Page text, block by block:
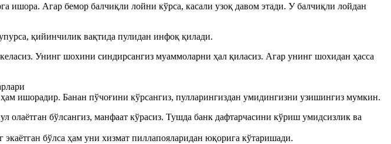
Агар бемор балчиқли лойни кўрса, касали узоқ давом этади. У балчиқли лойдан
қийинчилик вақтида пулидан инфоқ қилади.
Унинг шохини синдирсангиз муаммоларни ҳал қиласиз. Агар унинг шохидан ҳасса
ишорадир. Банан пўчоғини кўрсангиз, пулларингиздан умидингизни узишингиз мумкин.
бўлсангиз, манфаат кўрасиз. Тушда банк дафтарчасини кўриш умидсизлик ва
бўлса ҳам уни хизмат пиллапояларидан юқорига кўтаришади.